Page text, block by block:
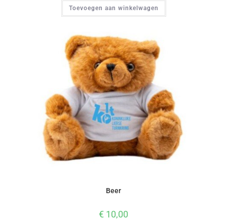
Toevoegen aan winkelwagen
Beer
€ 10,00